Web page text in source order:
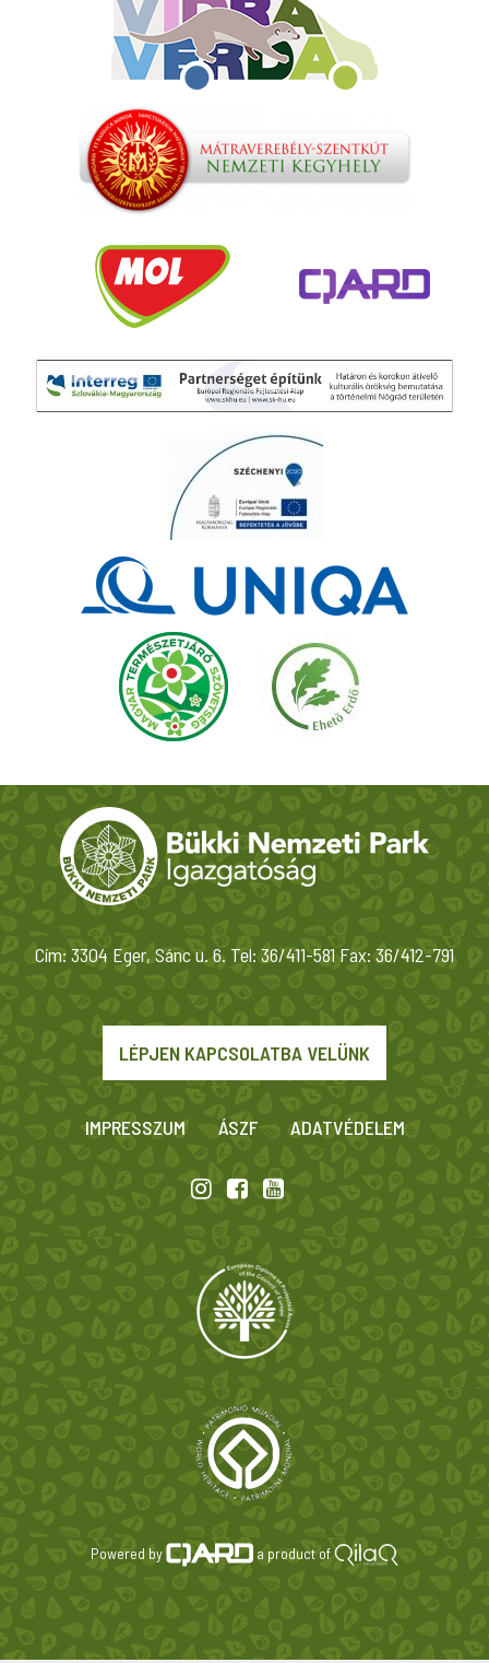
Cím: 3304 Eger, Sánc u. 6. Tel: 36/411-581 Fax: 36/412-791
LÉPJEN KAPCSOLATBA VELÜNK
IMPRESSZUM ÁSZF ADATVÉDELEM
Powered by a product of